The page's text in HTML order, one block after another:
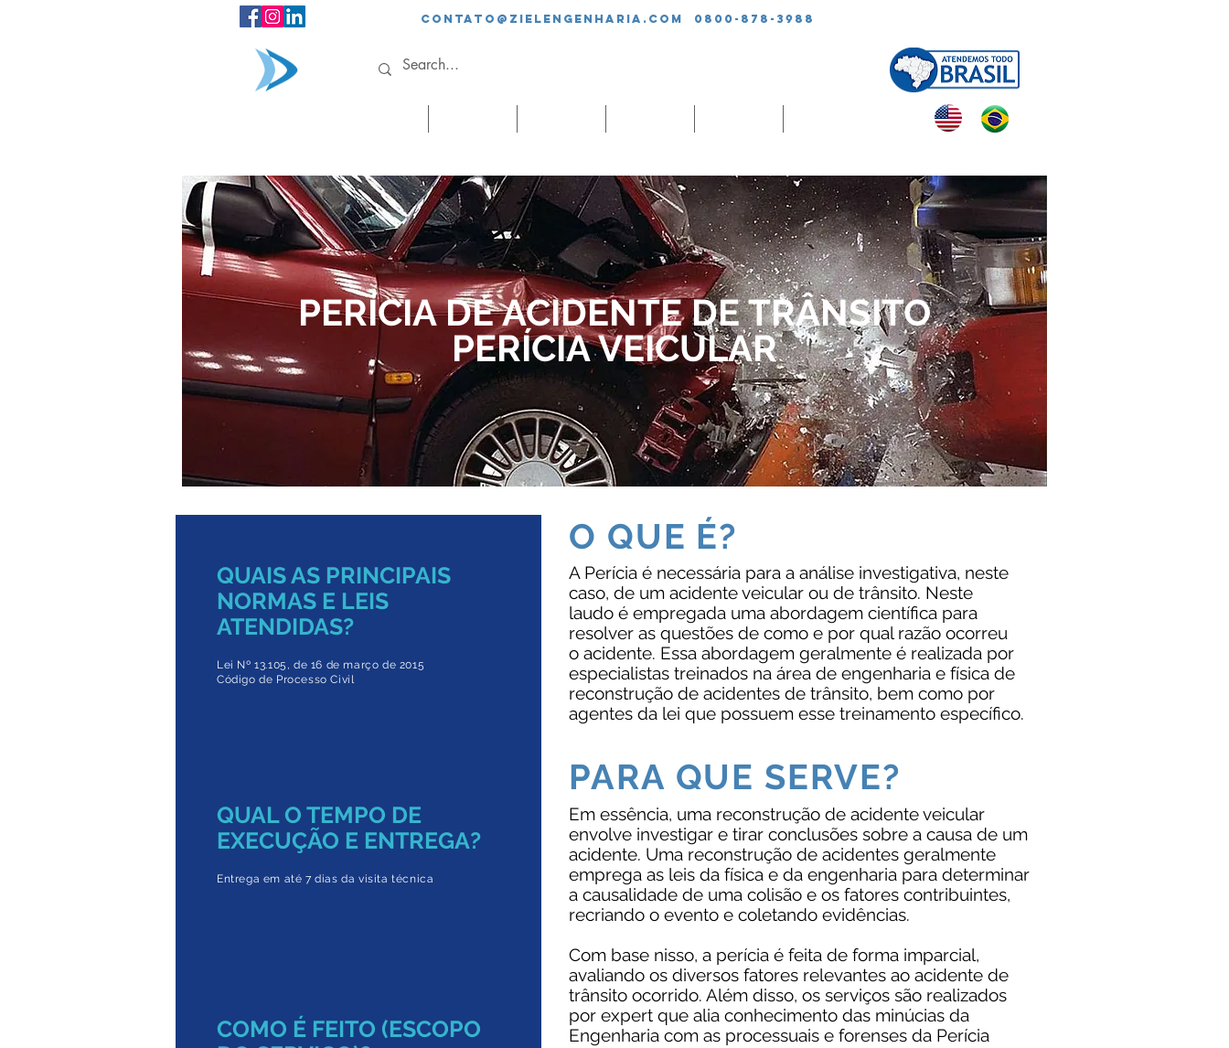
contato@zielengenharia.com 0800-878-3988
PERÍCIA DE ACIDENTE DE TRÂNSITO
PERÍCIA VEICULAR
QUAIS AS PRINCIPAIS
NORMAS E LEIS
ATENDIDAS?
Lei Nº 13.105, de 16 de março de 2015
Código de Processo Civil
QUAL O TEMPO DE
EXECUÇÃO E ENTREGA?
Entrega em até 7 dias da visita técnica
COMO É FEITO (ESCOPO
O QUE É?
A Perícia é necessária para a análise investigativa, neste
caso, de um acidente veicular ou de trânsito. Neste
laudo é empregada uma abordagem científica para
resolver as questões de como e por qual razão ocorreu
o acidente. Essa abordagem geralmente é realizada por
especialistas treinados na área de engenharia e física de
reconstrução de acidentes de trânsito, bem como por
agentes da lei que possuem esse treinamento específico.
PARA QUE SERVE?
Em essência, uma reconstrução de acidente veicular
envolve investigar e tirar conclusões sobre a causa de um
acidente. Uma reconstrução de acidentes geralmente
emprega as leis da física e da engenharia para determinar
a causalidade de uma colisão e os fatores contribuintes,
recriando o evento e coletando evidências.
Com base nisso, a perícia é feita de forma imparcial,
avaliando os diversos fatores relevantes ao acidente de
trânsito ocorrido. Além disso, os serviços são realizados
por expert que alia conhecimento das minúcias da
Engenharia com as processuais e forenses da Perícia